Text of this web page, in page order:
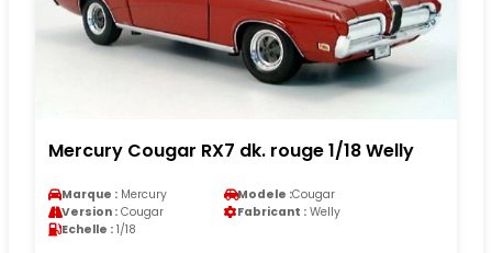
Mercury Cougar RX7 dk. rouge 1/18 Welly
Marque : Mercury Modele :Cougar
Version : Cougar Fabricant : Welly
Echelle : 1/18